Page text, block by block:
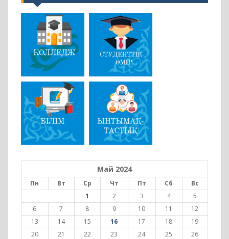
Май 2024
Пн Вт Ср Чт Пт Сб
Вс
1
2 3 4
5
6
7 8 9 10 11
12
13
14 15 16 17 18
19
20
21 22 23 24 25
26